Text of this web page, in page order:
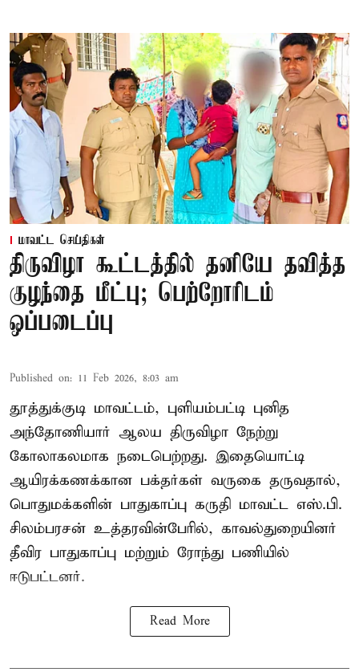
மாவட்ட செய்திகள்
திருவிழா கூட்டத்தில் தனியே தவித்த
குழந்தை மீட்பு; பெற்றோரிடம்
ஒப்படைப்பு
Published on: 11 Feb 2026, 8:03 am
தூத்துக்குடி மாவட்டம், புளியம்பட்டி புனித
அந்தோணியார் ஆலய திருவிழா நேற்று
கோலாகலமாக நடைபெற்றது. இதையொட்டி
ஆயிரக்கணக்கான பக்தர்கள் வருகை தருவதால்,
பொதுமக்களின் பாதுகாப்பு கருதி மாவட்ட எஸ்.பி.
சிலம்பரசன் உத்தரவின்பேரில், காவல்துறையினர்
தீவிர பாதுகாப்பு மற்றும் ரோந்து பணியில்
ஈடுபட்டனர்.
Read More